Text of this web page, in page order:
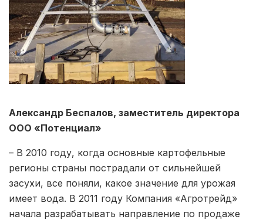
Александр Беспалов, заместитель директора
ООО «Потенциал»
– В 2010 году, когда основные картофельные
регионы страны пострадали от сильнейшей
засухи, все поняли, какое значение для урожая
имеет вода. В 2011 году Компания «Агротрейд»
начала разрабатывать направление по продаже